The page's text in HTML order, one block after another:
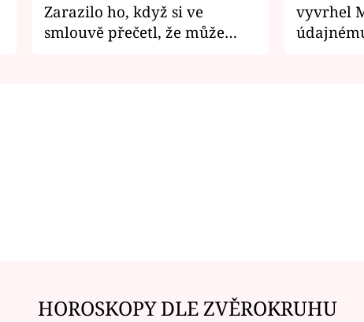
Zarazilo ho, když si ve
smlouvě přečetl, že může
vyvrhel
HOROSKOPY DLE ZVĚROKRUHU